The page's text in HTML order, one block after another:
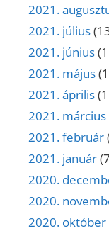
2021.
2021. július
2021. június
2021. május
2021. április
2021. március
2021. február
2021. január
2020.
2020.
2020. október